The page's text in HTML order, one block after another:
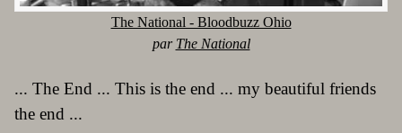
The National - Bloodbuzz Ohio
par The National
... The End ... This is the end ... my beautiful friends
the end ...